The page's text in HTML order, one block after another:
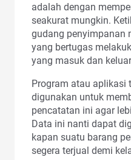
adalah dengan
seakurat mungkin.
gudang penyimpanan
yang bertugas
yang masuk dan
Program atau aplikasi
digunakan untuk
pencatatan ini agar
Data ini nanti dapat
kapan suatu barang
segera terjual demi